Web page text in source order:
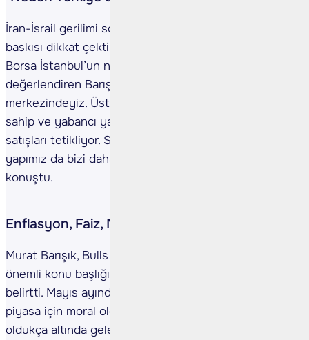
İran-İsrail gerilimi sonrası Borsa İstanbul’daki satış
baskısı dikkat çekti. İsrail borsasının kapalıyken
Borsa İstanbul’un neden baskı altında olduğunu
değerlendiren Barışık, “Jeopolitik risklerin
merkezindeyiz. Üstelik borsamız yüksek likiditeye
sahip ve yabancı yatırımcıya oldukça açık. Bu da ani
satışları tetikliyor. Sadece lokasyon değil, piyasa
yapımız da bizi daha kırılgan hale getiriyor.” şeklinde
konuştu.
Enflasyon, Faiz, Merkez Bankası ve Beklentiler
Murat Barışık, Bulls Yatırım’ın iç gündemindeki en
önemli konu başlığının hâlâ enflasyon olduğunu
belirtti. Mayıs ayında gelen 1.53’lük TÜFE verisinin
piyasa için moral olduğunu vurguladı: “Beklentinin
oldukça altında gelen bu veri, Merkez Bankası’nın